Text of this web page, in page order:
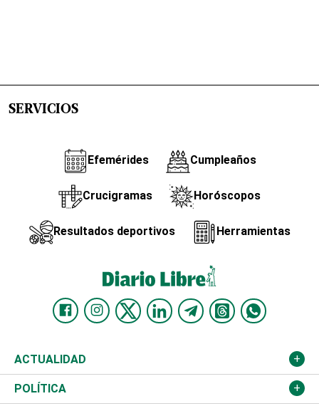
SERVICIOS
Efemérides Cumpleaños
Crucigramas Horóscopos
Resultados deportivos Herramientas
ACTUALIDAD
Nacional
POLÍTICA